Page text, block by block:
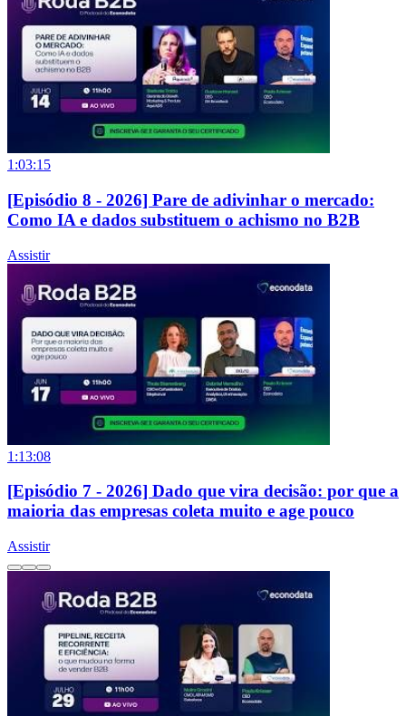
1:03:15
[Episódio 8 - 2026] Pare de adivinhar o mercado:
Como IA e dados substituem o achismo no B2B
Assistir
1:13:08
[Episódio 7 - 2026] Dado que vira decisão: por que a
maioria das empresas coleta muito e age pouco
Assistir